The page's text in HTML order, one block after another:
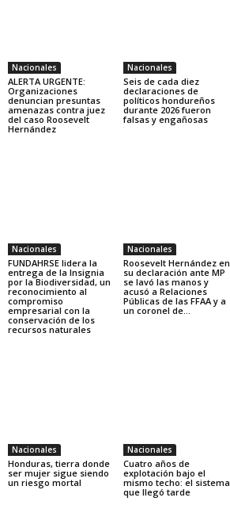
Nacionales
ALERTA URGENTE:
Organizaciones
denuncian presuntas
amenazas contra juez
del caso Roosevelt
Hernández
Nacionales
Seis de cada diez
declaraciones de
políticos hondureños
durante 2026 fueron
falsas y engañosas
Nacionales
FUNDAHRSE lidera la
entrega de la Insignia
por la Biodiversidad, un
reconocimiento al
compromiso
empresarial con la
conservación de los
recursos naturales
Nacionales
Roosevelt Hernández en
su declaración ante MP
se lavó las manos y
acusó a Relaciones
Públicas de las FFAA y a
un coronel de...
Nacionales
Honduras, tierra donde
ser mujer sigue siendo
un riesgo mortal
Nacionales
Cuatro años de
explotación bajo el
mismo techo: el sistema
que llegó tarde